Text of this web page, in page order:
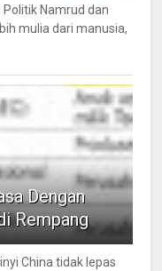
Namrud dan
mulia dari manusia,
Dengan
Rempang
China tidak lepas